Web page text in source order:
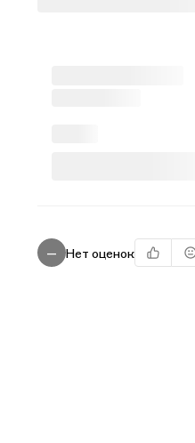
— Нет оценок